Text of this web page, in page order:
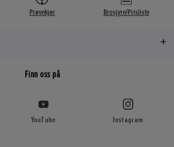
Prøvekjør Brosjyre/Prisliste
Finn oss på
YouTube Instagram